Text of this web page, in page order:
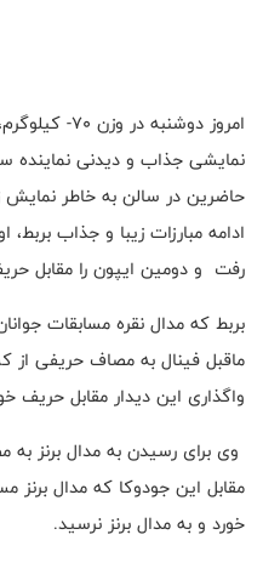
امروز دوشنبه
حاضرین در سالن به خاطر نمایش
ادامه مبارزات زیبا و جذاب
رفت و دومین ایپون را مقابل
بربط که مدال نقره مسابقات
ماقبل فینال به مصاف حریفی
واگذاری این دیدار مقابل
وی برای رسیدن به مدال برنز
مقابل این جودوکا که مدال برنز
خورد و به مدال برنز نرسید.